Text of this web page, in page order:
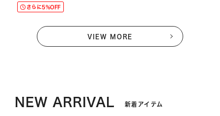
さらに5%OFF
VIEW MORE
NEW ARRIVAL 新着アイテム